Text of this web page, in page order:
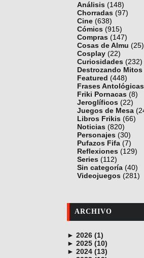
Análisis (148)
Chorradas (97)
Cine (638)
Cómics (915)
Compras (147)
Cosas de Almu (25)
Cosplay (22)
Curiosidades (232)
Destrozando Mitos
Featured (448)
Frases Antológicas
Friki Pornacas (8)
Jeroglíficos (22)
Juegos de Mesa
Libros Frikis (66)
Noticias (820)
Personajes (30)
Pufazos Fifa (7)
Reflexiones (129)
Series (112)
Sin categoría (40)
Videojuegos (281)
ARCHIVO
► 2026 (1)
junio (1)
► 2025 (10)
noviembre (1)
► 2024 (13)